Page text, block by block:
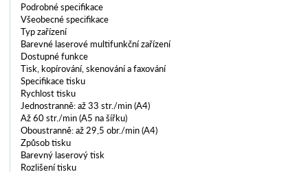
Podrobné specifikace
Všeobecné specifikace
Typ zařízení
Barevné laserové multifunkční zařízení
Dostupné funkce
Tisk, kopírování, skenování a faxování
Specifikace tisku
Rychlost tisku
Jednostranně: až 33 str./min (A4)
Až 60 str./min (A5 na šířku)
Oboustranně: až 29,5 obr./min (A4)
Způsob tisku
Barevný laserový tisk
Rozlišení tisku